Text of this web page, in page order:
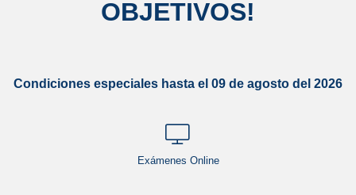
OBJETIVOS!
Condiciones especiales hasta el 09 de agosto del 2026
Exámenes Online